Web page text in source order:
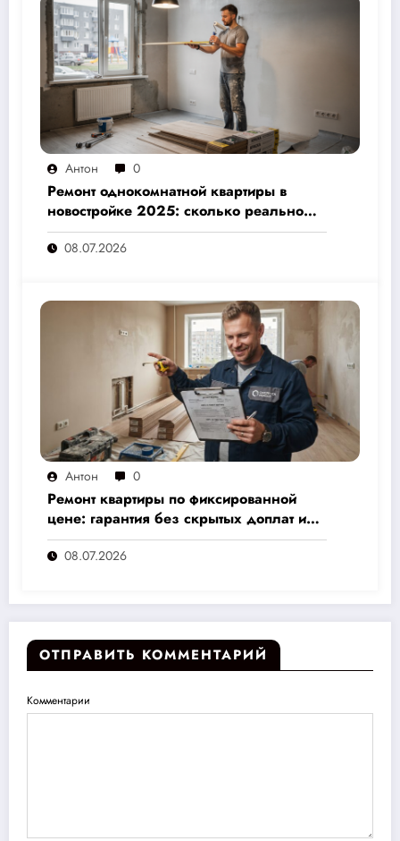
Антон 0
Ремонт однокомнатной квартиры в
новостройке 2025: сколько реально
стоит и как не переплатить — полный
расчёт от 500 000 рублей
08.07.2026
Антон 0
Ремонт квартиры по фиксированной
цене: гарантия без скрытых доплат и
переплат
08.07.2026
ОТПРАВИТЬ КОММЕНТАРИЙ
Комментарии